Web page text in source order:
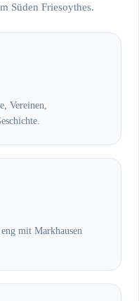
Süden Friesoythes.
Vereinen,
mit Markhausen